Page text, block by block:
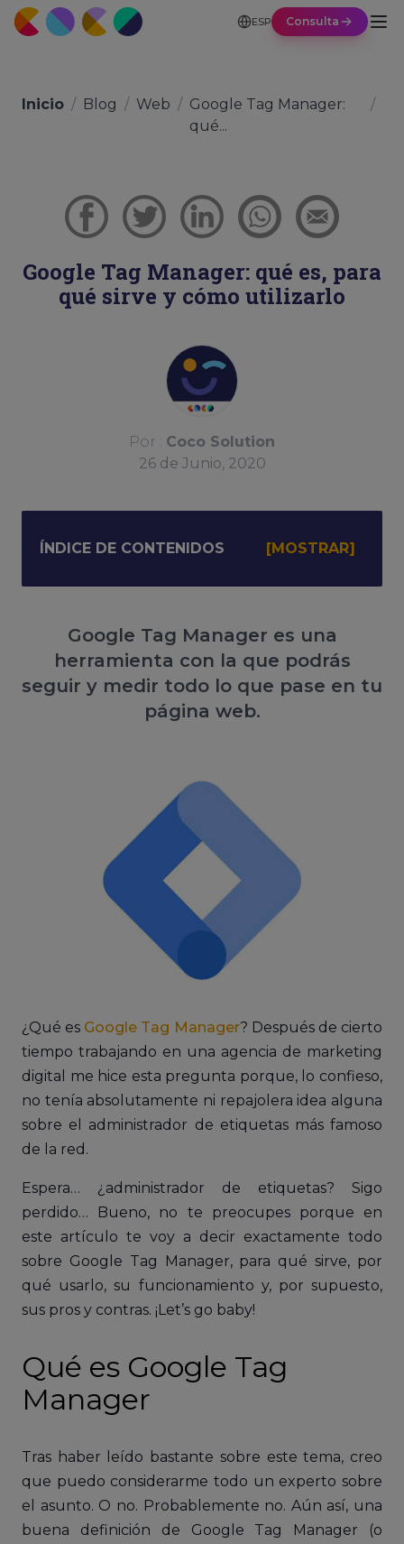
ESP Consulta
Inicio / Blog / Web / Google Tag Manager:
qué...
/
Google Tag Manager: qué es, para
qué sirve y cómo utilizarlo
Por : Coco Solution
26 de Junio, 2020
ÍNDICE DE CONTENIDOS
Google Tag Manager es una
herramienta con la que podrás
seguir y medir todo lo que pase en tu
página web.
¿Qué es Google Tag Manager? Después de cierto
tiempo trabajando en una agencia de marketing
digital me hice esta pregunta porque, lo confieso,
no tenía absolutamente ni repajolera idea alguna
sobre el administrador de etiquetas más famoso
de la red.
Espera… ¿administrador de etiquetas? Sigo
perdido… Bueno, no te preocupes porque en
este artículo te voy a decir exactamente todo
sobre Google Tag Manager, para qué sirve, por
qué usarlo, su funcionamiento y, por supuesto,
sus pros y contras. ¡Let’s go baby!
Qué es Google Tag
Manager
Tras haber leído bastante sobre este tema, creo
que puedo considerarme todo un experto sobre
el asunto. O no. Probablemente no. Aún así, una
buena definición de Google Tag Manager (o